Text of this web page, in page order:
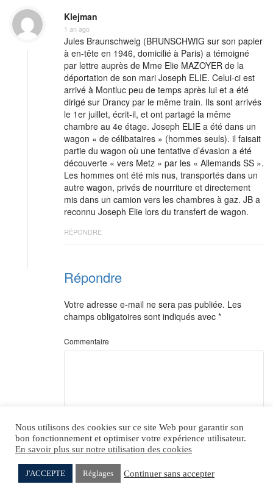
Klejman
1 an ago
Jules Braunschweig (BRUNSCHWIG sur son papier
à en-tête en 1946, domicilié à Paris) a témoigné
par lettre auprès de Mme Elie MAZOYER de la
déportation de son mari Joseph ELIE. Celui-ci est
arrivé à Montluc peu de temps après lui et a été
dirigé sur Drancy par le même train. Ils sont arrivés
le 1er juillet, écrit-il, et ont partagé la même
chambre au 4e étage. Joseph ELIE a été dans un
wagon « de célibataires » (hommes seuls). il faisait
partie du wagon où une tentative d’évasion a été
découverte « vers Metz » par les « Allemands SS ».
Les hommes ont été mis nus, transportés dans un
autre wagon, privés de nourriture et directement
mis dans un camion vers les chambres à gaz. JB a
reconnu Joseph Elie lors du transfert de wagon.
RÉPONDRE
Répondre
Votre adresse e-mail ne sera pas publiée. Les
champs obligatoires sont indiqués avec *
Commentaire
Nom *
Nous utilisons des cookies sur ce site Web pour garantir son
bon fonctionnement et optimiser votre expérience utilisateur.
En savoir plus sur notre utilisation des cookies
J'ACCEPTE Réglages Continuer sans accepter